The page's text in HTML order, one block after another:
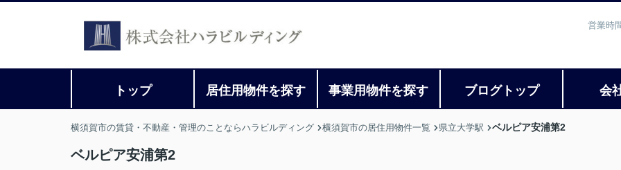
営業時
トップ 居住用物件を探す 事業用物件を探す ブログトップ 会
横須賀市の賃貸・不動産・管理のことならハラビルディング 横須賀市の居住用物件一覧 県立大学駅 ベルピア安浦第2
ベルピア安浦第2